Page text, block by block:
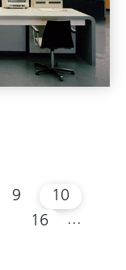
9
10
16 ...